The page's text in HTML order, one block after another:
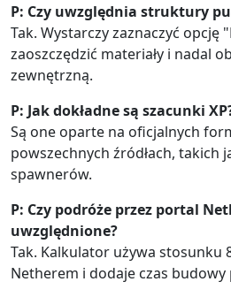
P: Czy uwzględnia struktury
Tak. Wystarczy zaznaczyć
zaoszczędzić materiały i nadal
zewnętrzną.
P: Jak dokładne są szacunki
Są one oparte na oficjalnych
powszechnych źródłach, takich
spawnerów.
P: Czy podróże przez portal
uwzględnione?
Tak. Kalkulator używa stosunku
Netherem i dodaje czas